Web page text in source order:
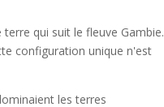
qui suit le fleuve Gambie.
configuration unique n'est
les terres